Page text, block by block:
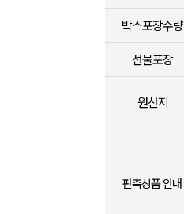
박스포장수량
선물포장
원산지
판촉상품 안내